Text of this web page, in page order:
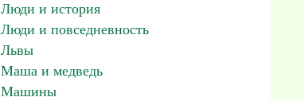
Люди и история
Люди и повседневность
Львы
Маша и медведь
Машины